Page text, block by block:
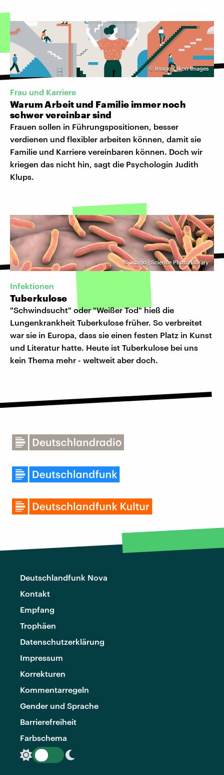
© Imago / Ikon Images
Frau und Karriere
Warum Arbeit und Familie immer noch
schwer vereinbar sind
Frauen sollen in Führungspositionen, besser
verdienen und flexibler arbeiten können, damit sie
Familie und Karriere vereinbaren können. Doch wir
kriegen das nicht hin, sagt die Psychologin Judith
Klups.
©Imago | Science Photo Library
Infektionen
Tuberkulose
"Schwindsucht" oder "Weißer Tod" hieß die
Lungenkrankheit Tuberkulose früher. So verbreitet
war sie in Europa, dass sie einen festen Platz in Kunst
und Literatur hatte. Heute ist Tuberkulose bei uns
kein Thema mehr - weltweit aber doch.
Deutschlandfunk Nova
Kontakt
Empfang
Trophäen
Datenschutzerklärung
Impressum
Korrekturen
Kommentarregeln
Gender und Sprache
Barrierefreiheit
Farbschema